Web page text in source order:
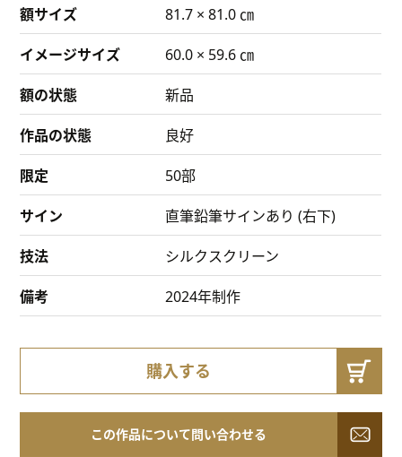
額サイズ 81.7 × 81.0 ㎝
イメージサイズ 60.0 × 59.6 ㎝
額の状態 新品
作品の状態 良好
限定 50部
サイン 直筆鉛筆サインあり (右下)
技法 シルクスクリーン
備考 2024年制作
購入する
この作品について問い合わせる